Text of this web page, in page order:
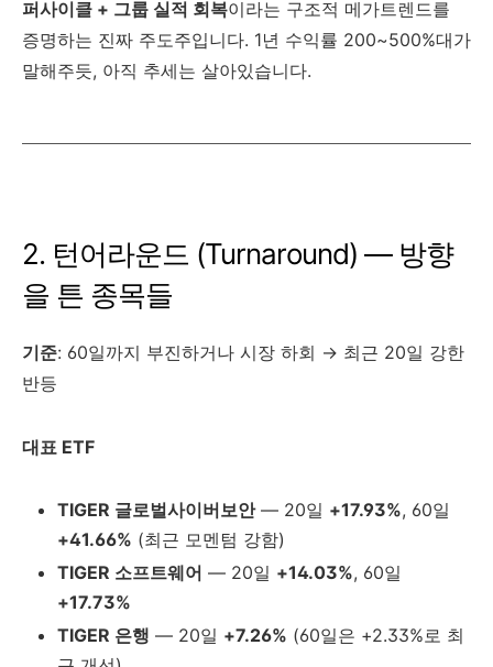
퍼사이클 + 그룹 실적 회복이라는 구조적 메가트렌드를
증명하는 진짜 주도주입니다. 1년 수익률 200~500%대가
말해주듯, 아직 추세는 살아있습니다.
2. 턴어라운드 (Turnaround) — 방향
을 튼 종목들
기준: 60일까지 부진하거나 시장 하회 → 최근 20일 강한
반등
대표 ETF
TIGER 글로벌사이버보안— 20일 +17.93%, 60일
+41.66% (최근 모멘텀 강함)
TIGER 소프트웨어 — 20일 +14.03%, 60일
+17.73%
TIGER 은행 — 20일 +7.26% (60일은 +2.33%로 최